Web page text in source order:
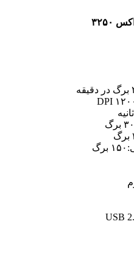
۳۲۵۰